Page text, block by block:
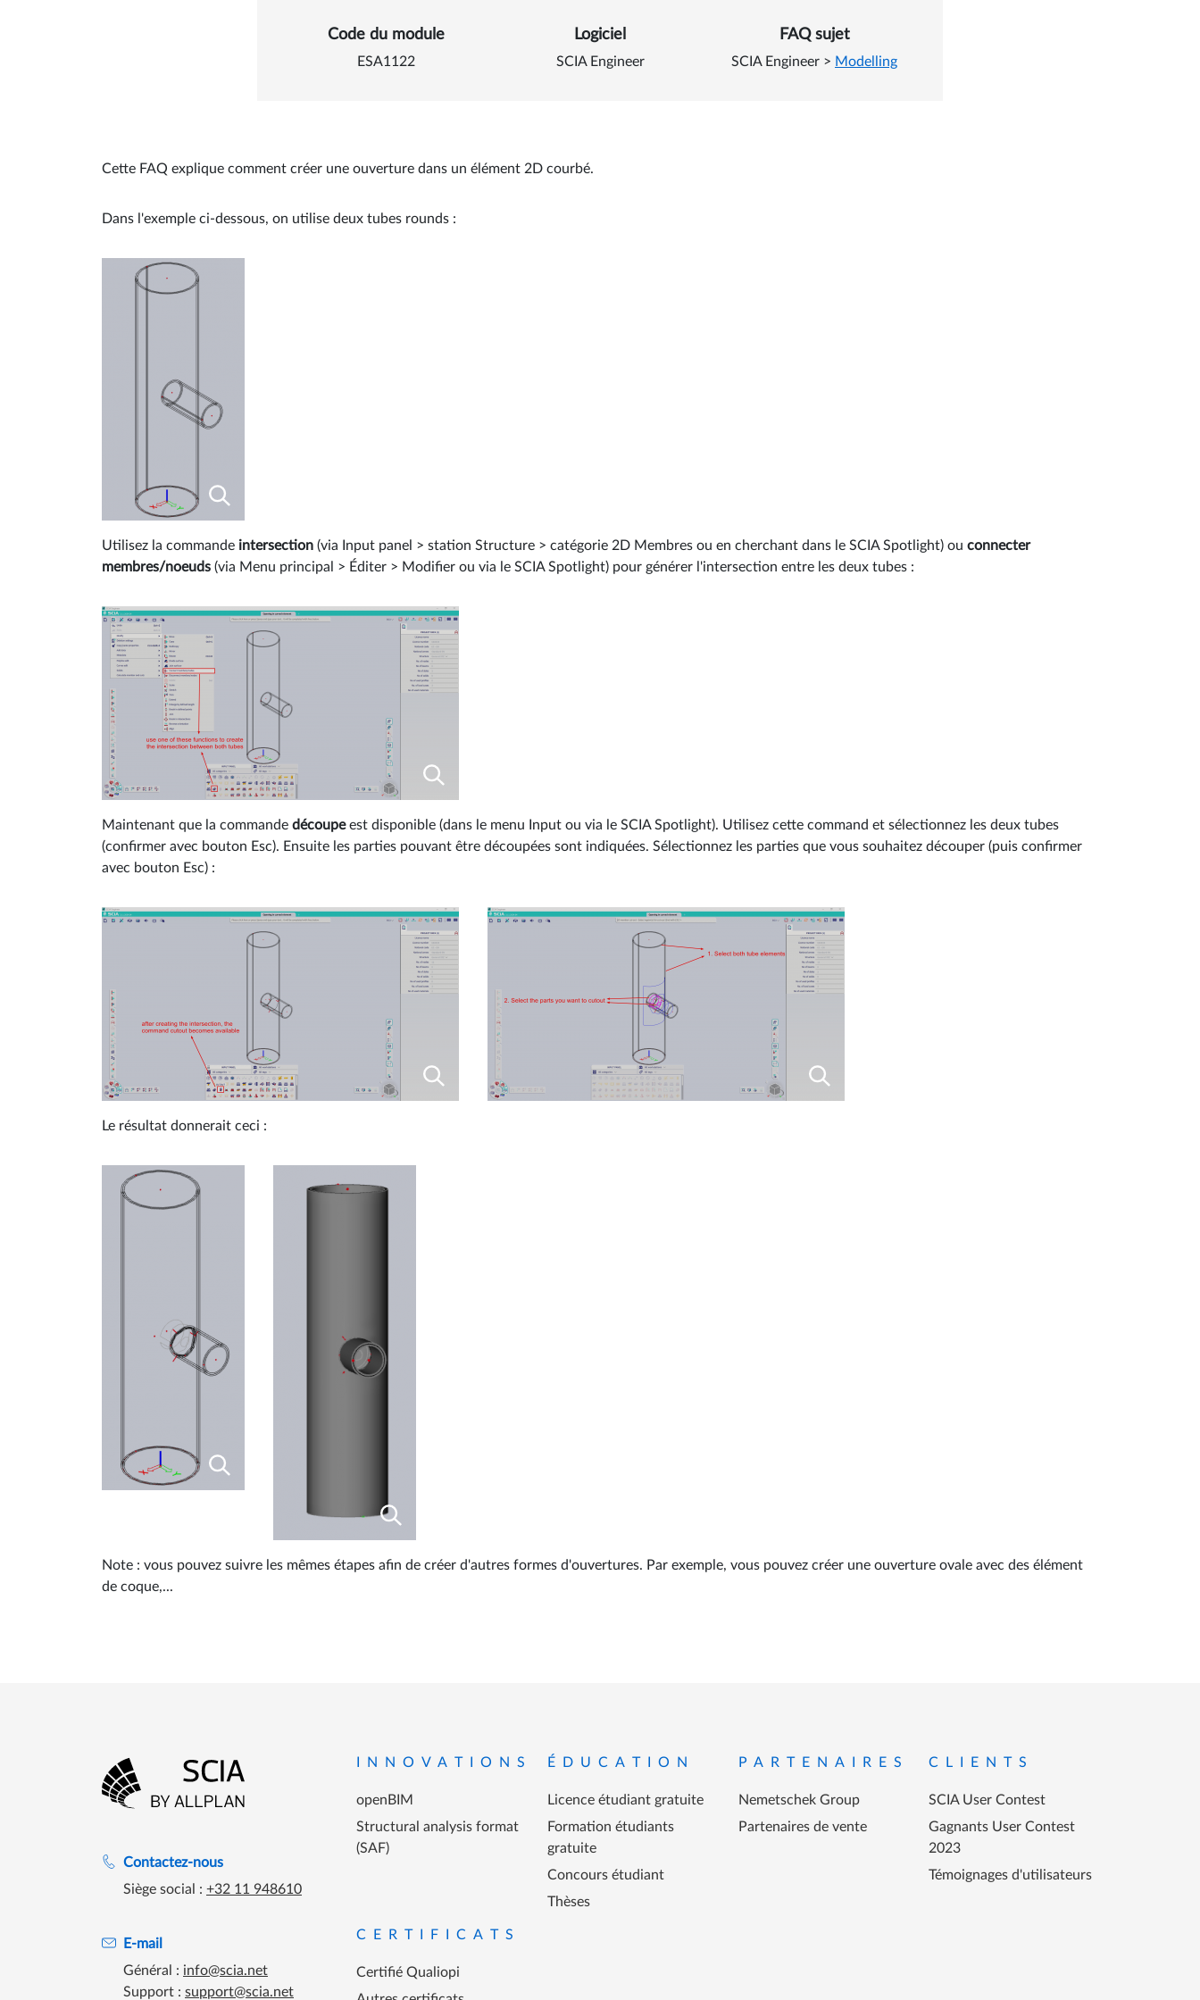
Détails sur Créer une ouverture dans un élément courbé
Code du module
ESA1122
Logiciel
SCIA Engineer
FAQ sujet
SCIA Engineer > Modelling
Cette FAQ explique comment créer une ouverture dans un élément 2D courbé.
Dans l'exemple ci-dessous, on utilise deux tubes rounds :
Utilisez la commande intersection (via Input panel > station Structure > catégorie 2D Membres ou en cherchant dans le SCIA Spotlight) ou connecter
membres/noeuds (via Menu principal > Éditer > Modifier ou via le SCIA Spotlight) pour générer l'intersection entre les deux tubes :
Maintenant que la commande découpeest disponible (dans le menu Input ou via le SCIA Spotlight). Utilisez cette command et sélectionnez les deux tubes
(confirmer avec bouton Esc). Ensuite les parties pouvant être découpées sont indiquées. Sélectionnez les parties que vous souhaitez découper (puis confirmer
avec bouton Esc) :
Le résultat donnerait ceci :
Note : vous pouvez suivre les mêmes étapes afin de créer d'autres formes d'ouvertures. Par exemple, vous pouvez créer une ouverture ovale avec des élément
de coque,...
Assistance lors des heures de travail
Contactez-nous
Siège social : +32 11 948610
E-mail
Général : info@scia.net
Support : support@scia.net
Menu Pied de page
INNOVATIONS
openBIM
Structural analysis format
(SAF)
ÉDUCATION
Licence étudiant gratuite
Formation étudiants
gratuite
Concours étudiant
Thèses
PARTENAIRES
Nemetschek Group
Partenaires de vente
CLIENTS
SCIA User Contest
Gagnants User Contest
2023
Témoignages d'utilisateurs
CERTIFICATS
Certifié Qualiopi